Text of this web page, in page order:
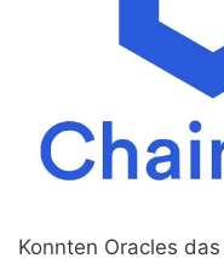
Konnten Oracles